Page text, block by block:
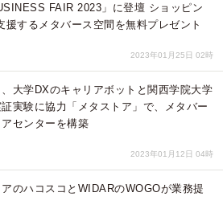
FAIR 2023」に登壇 ショッピン
援するメタバース空間を無料プレゼント
2023年01月25日 02時
大学DXのキャリアボットと関⻄学院大学
実験に協力「メタストア」で、メタバー
アセンターを構築
2023年01月12日 04時
アのハコスコとWIDARのWOGOが業務提